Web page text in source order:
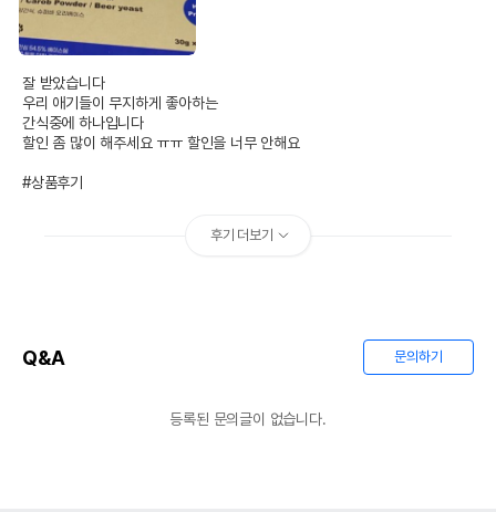
잘 받았습니다
우리 애기들이 무지하게 좋아하는
간식중에 하나입니다
할인 좀 많이 해주세요 ㅠㅠ 할인을 너무 안해요
#상품후기
후기 더보기
Q&A 문의하기
등록된 문의글이 없습니다.